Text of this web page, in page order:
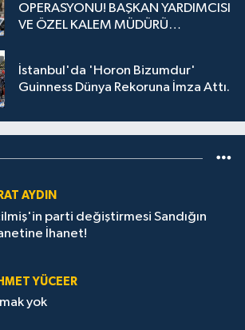
OPERASYONU! BAŞKAN YARDIMCISI
VE ÖZEL KALEM MÜDÜRÜ
İstanbul'da 'Horon Bizumdur'
Guinness Dünya Rekoruna İmza Attı.
AYDIN
parti değiştirmesi Sandığın
İhanet!
YÜCEER
yok